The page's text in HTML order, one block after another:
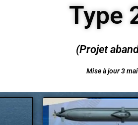
Type
(Projet
Mise à jour 3